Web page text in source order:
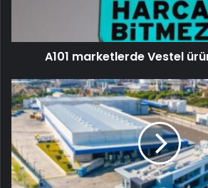
A101 marketlerde Vestel